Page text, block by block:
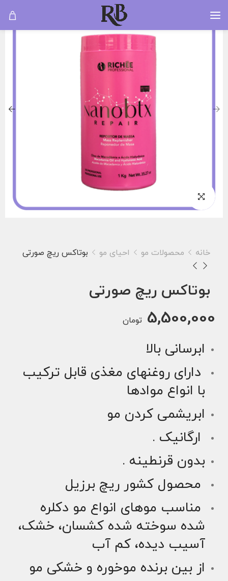
خانه محصولات مو احیای مو بوتاکس ریچ صورتی
بوتاکس ریچ صورتی
5,500,000 تومان
ابرسانی بالا
دارای روغنهای مغذی قابل ترکیب
با انواع موادها
ابریشمی کردن مو
ارگانیک .
بدون قرنطینه .
محصول کشور ریچ برزیل
مناسب موهای انواع مو دکلره
شده سوخته شده کشسان، خشک،
آسیب دیده، کم آب
از بین برنده موخوره و خشکی مو